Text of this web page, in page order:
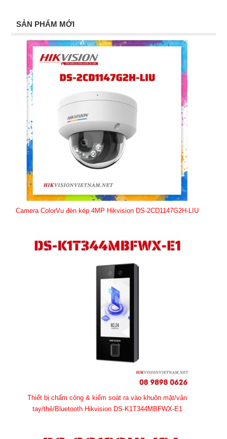
SẢN PHẨM MỚI
Camera ColorVu đèn kép 4MP Hikvision DS-2CD1147G2H-LIU
Thiết bị chấm công & kiểm soát ra vào khuôn mặt/vân
tay/thẻ/Bluetooth Hikvision DS-K1T344MBFWX-E1